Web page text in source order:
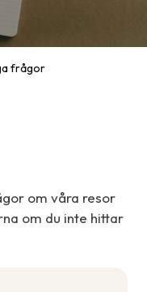
frågor
om våra resor
om du inte hittar